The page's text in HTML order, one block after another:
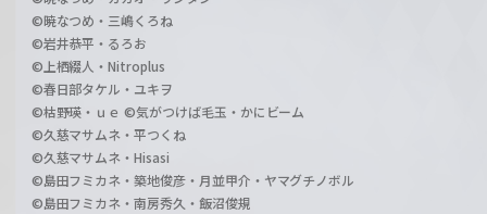
©暁なつめ・三嶋くろね
©岩井恭平・るろお
©上栖綴人・Nitroplus
©春日部タケル・ユキヲ
©枯野瑛・ｕｅ ©気がつけば毛玉・かにビーム
©久慈マサムネ・平つくね
©久慈マサムネ・Hisasi
©島田フミカネ・築地俊彦・月並甲介・ヤマグチノボル
©島田フミカネ・南房秀久・飯沼俊規